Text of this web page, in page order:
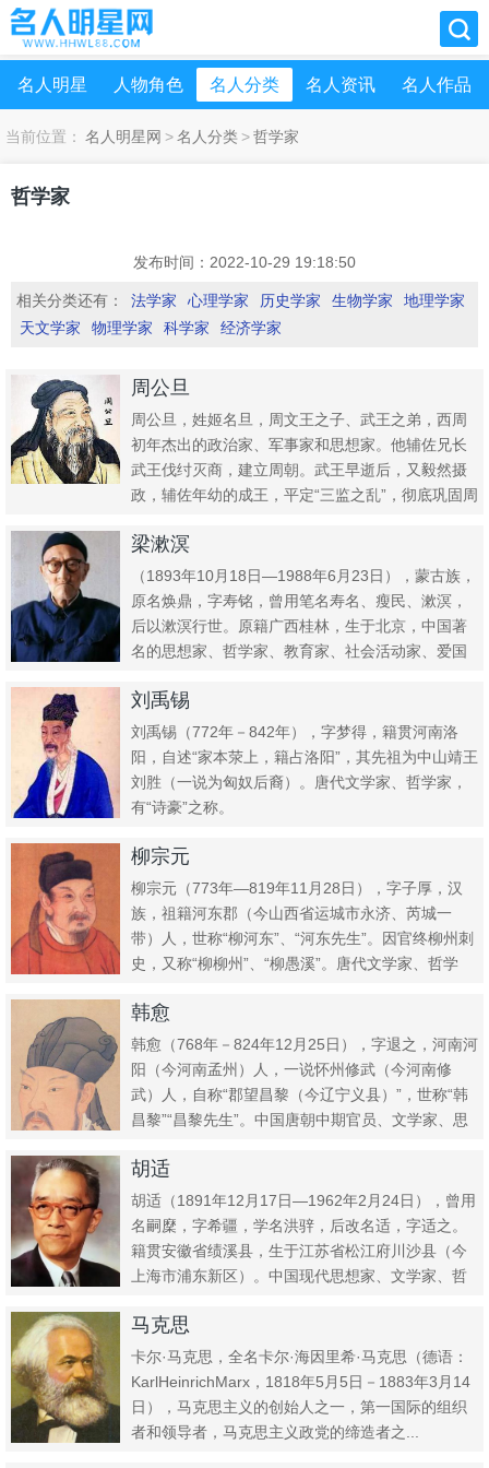
名人明星 人物角色 名人分类 名人资讯 名人作品
当前位置： 名人明星网 >名人分类 >哲学家
哲学家
发布时间：2022-10-29 19:18:50
相关分类还有： 法学家 心理学家 历史学家 生物学家
地理学家
天文学家
物理学家 科学家 经济学家
周公旦
周公旦，姓姬名旦，周文王之子、武王之弟，西周
初年杰出的政治家、军事家和思想家。他辅佐兄长
武王伐纣灭商，建立周朝。武王早逝后，又毅然摄
政，辅佐年幼的成王，平定“三监之乱”，彻底巩固周
梁漱溟
（1893年10月18日—1988年6月23日），蒙古族，
原名焕鼎，字寿铭，曾用笔名寿名、瘦民、漱溟，
后以漱溟行世。原籍广西桂林，生于北京，中国著
名的思想家、哲学家、教育家、社会活动家、爱国
刘禹锡
刘禹锡（772年－842年），字梦得，籍贯河南洛
阳，自述“家本荥上，籍占洛阳”，其先祖为中山靖王
刘胜（一说为匈奴后裔）。唐代文学家、哲学家，
有“诗豪”之称。
柳宗元
柳宗元（773年—819年11月28日），字子厚，汉
族，祖籍河东郡（今山西省运城市永济、芮城一
带）人，世称“柳河东”、“河东先生”。因官终柳州刺
史，又称“柳柳州”、“柳愚溪”。唐代文学家、哲学
韩愈
韩愈（768年－824年12月25日），字退之，河南河
阳（今河南孟州）人，一说怀州修武（今河南修
武）人，自称“郡望昌黎（今辽宁义县）”，世称“韩
昌黎”“昌黎先生”。中国唐朝中期官员、文学家、思
胡适
胡适（1891年12月17日—1962年2月24日），曾用
名嗣穈，字希疆，学名洪骍，后改名适，字适之。
籍贯安徽省绩溪县，生于江苏省松江府川沙县（今
上海市浦东新区）。中国现代思想家、文学家、哲
马克思
卡尔·马克思，全名卡尔·海因里希·马克思（德语：
KarlHeinrichMarx，1818年5月5日－1883年3月14
日），马克思主义的创始人之一，第一国际的组织
者和领导者，马克思主义政党的缔造者之...